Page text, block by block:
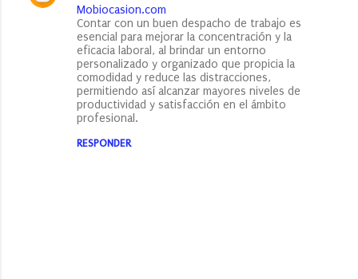
o
Mobiocasion.com
Contar con un buen despacho de trabajo es
esencial para mejorar la concentración y la
eficacia laboral, al brindar un entorno
personalizado y organizado que propicia la
comodidad y reduce las distracciones,
permitiendo así alcanzar mayores niveles de
productividad y satisfacción en el ámbito
profesional.
RESPONDER